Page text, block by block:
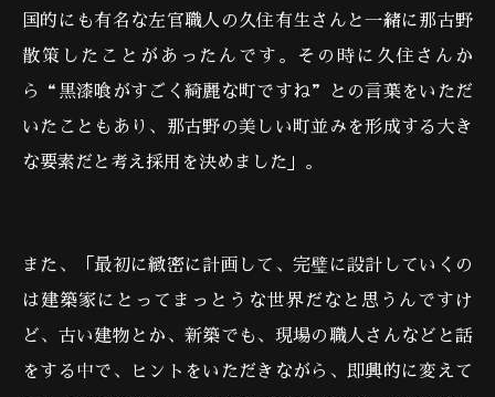
国的にも有名な左官職人の久住有生さんと一緒に那古野
散策したことがあったんです。その時に久住さんか
ら“黒漆喰がすごく綺麗な町ですね”との言葉をいただ
いたこともあり、那古野の美しい町並みを形成する大き
な要素だと考え採用を決めました」。
また、「最初に緻密に計画して、完璧に設計していくの
は建築家にとってまっとうな世界だなと思うんですけ
ど、古い建物とか、新築でも、現場の職人さんなどと話
をする中で、ヒントをいただきながら、即興的に変えて